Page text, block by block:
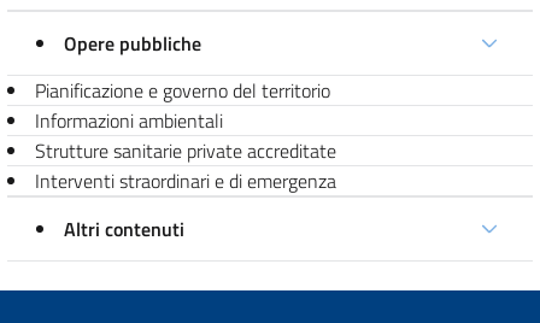
Opere pubbliche
Pianificazione e governo del territorio
Informazioni ambientali
Strutture sanitarie private accreditate
Interventi straordinari e di emergenza
Altri contenuti